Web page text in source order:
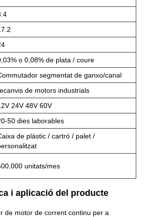
o 0,08% de plata / coure
segmentat de ganxo/canal
de motors industrials
24V 48V 60V
50 dies laborables
de plàstic / cartró / palet /
unitats/mes
i aplicació del producte
de motor de corrent continu per a